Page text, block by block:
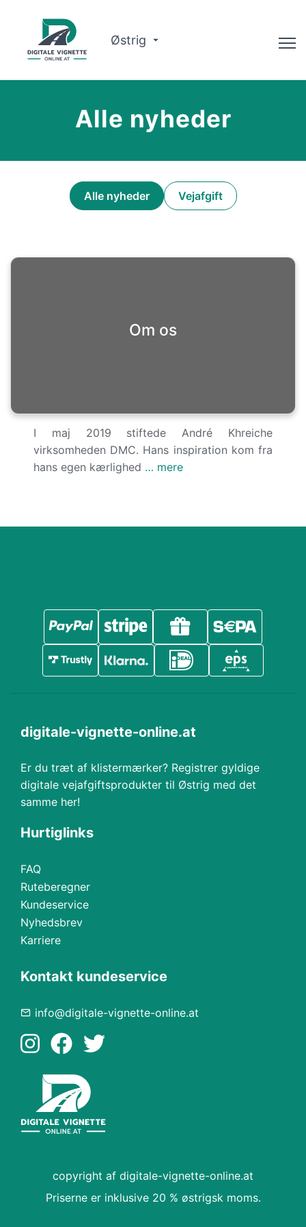
Østrig
Ruteplanlægger
Book nu
Alle nyheder
Alle nyheder Vejafgift
Om os
I maj 2019 stiftede André Khreiche
virksomheden DMC. Hans inspiration kom fra
hans egen kærlighed … mere
digitale-vignette-online.at
Er du træt af klistermærker? Registrer gyldige
digitale vejafgiftsprodukter til Østrig med det
samme her!
Hurtiglinks
FAQ
Ruteberegner
Kundeservice
Nyhedsbrev
Karriere
Kontakt kundeservice
info@digitale-vignette-online.at
copyright af digitale-vignette-online.at
Priserne er inklusive 20 % østrigsk moms.